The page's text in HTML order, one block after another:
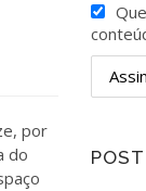
por
do